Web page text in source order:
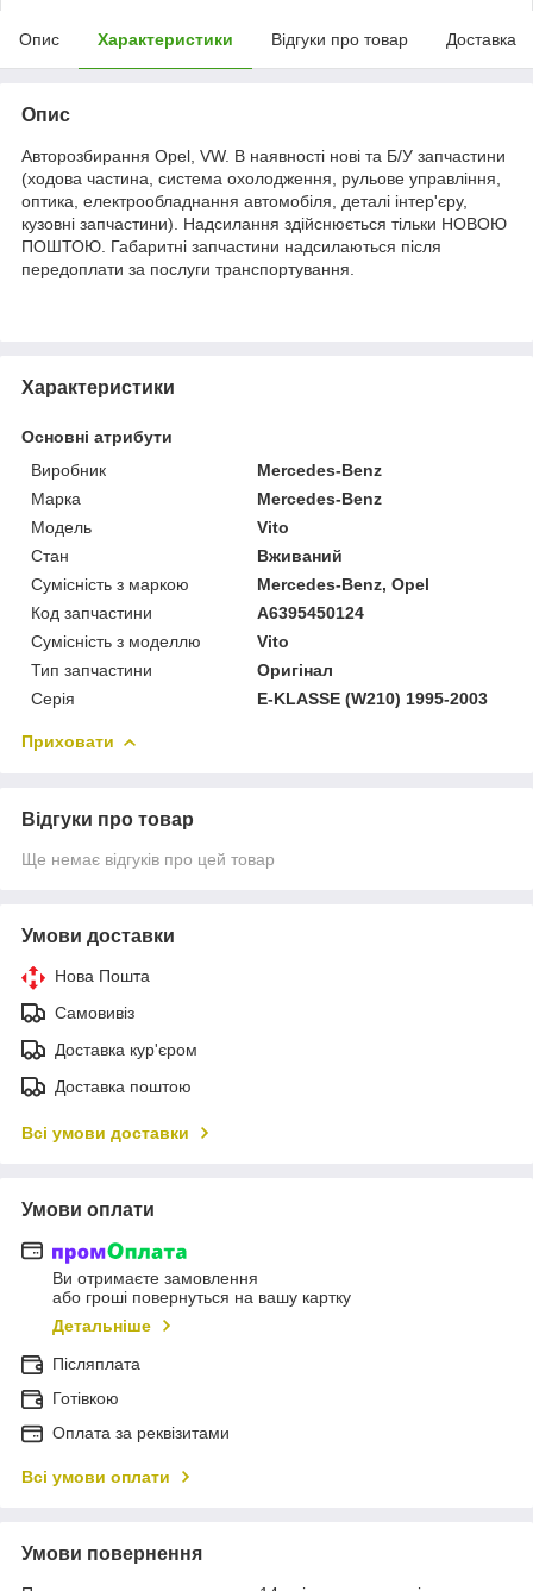
Опис Характеристики Відгуки про товар Доставка
Опис
Авторозбирання Opel, VW. В наявності нові та Б/У запчастини
(ходова частина, система охолодження, рульове управління,
оптика, електрообладнання автомобіля, деталі інтер'єру,
кузовні запчастини). Надсилання здійснюється тільки НОВОЮ
ПОШТОЮ. Габаритні запчастини надсилаються після
передоплати за послуги транспортування.
Характеристики
Основні атрибути
Виробник
Mercedes-Benz
Марка
Mercedes-Benz
Модель
Vito
Стан
Вживаний
Сумісність з маркою
Mercedes-Benz, Opel
Код запчастини
A6395450124
Сумісність з моделлю
Vito
Тип запчастини
Оригінал
Серія
E-KLASSE (W210) 1995-2003
Приховати
Відгуки про товар
Ще немає відгуків про цей товар
Умови доставки
Нова Пошта
Самовивіз
Доставка кур'єром
Доставка поштою
Всі умови доставки
Умови оплати
Ви отримаєте замовлення
або гроші повернуться на вашу картку
Детальніше
Післяплата
Готівкою
Оплата за реквізитами
Всі умови оплати
Умови повернення